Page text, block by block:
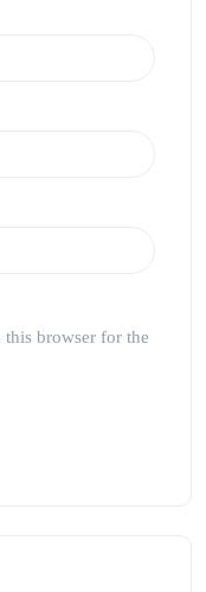
this browser for the